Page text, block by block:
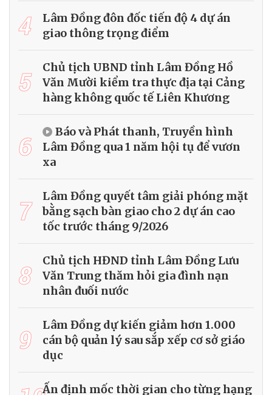
4
Lâm Đồng đôn đốc tiến độ 4 dự án
giao thông trọng điểm
5
Chủ tịch UBND tỉnh Lâm Đồng Hồ
Văn Mười kiểm tra thực địa tại Cảng
hàng không quốc tế Liên Khương
6
Báo và Phát thanh, Truyền hình
Lâm Đồng qua 1 năm hội tụ để vươn
xa
7
Lâm Đồng quyết tâm giải phóng mặt
bằng sạch bàn giao cho 2 dự án cao
tốc trước tháng 9/2026
8
Chủ tịch HĐND tỉnh Lâm Đồng Lưu
Văn Trung thăm hỏi gia đình nạn
nhân đuối nước
9
Lâm Đồng dự kiến giảm hơn 1.000
cán bộ quản lý sau sắp xếp cơ sở giáo
dục
Ấn định mốc thời gian cho từng hạng